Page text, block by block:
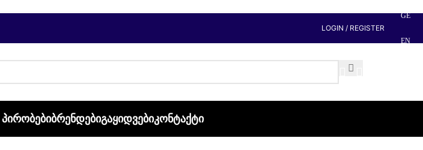
LOGIN / REGISTER
GE
EN
ᲑᲠᲔᲜᲓᲔᲑᲘᲒᲐᲧᲘᲓᲕᲔᲑᲘᲙᲝᲜᲢᲐᲥᲢᲘ